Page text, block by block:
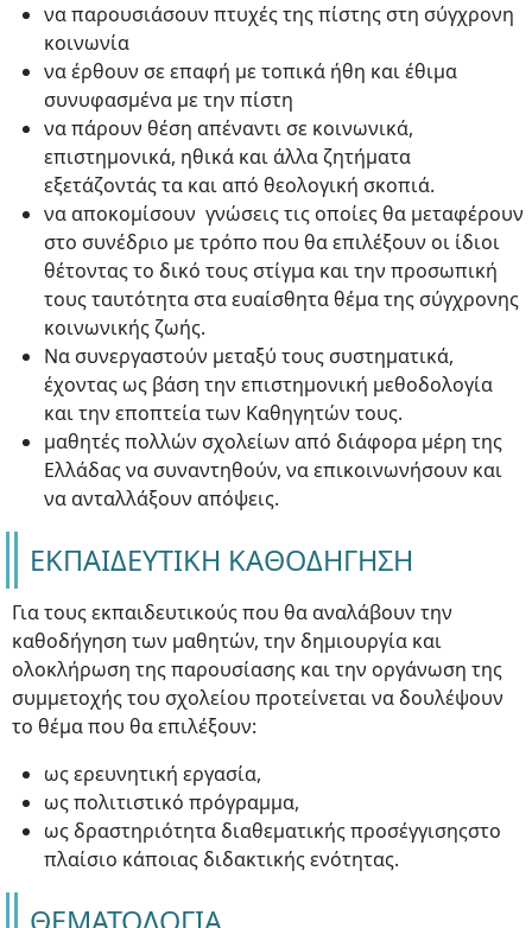
να παρουσιάσουν πτυχές της πίστης στη σύγχρονη
κοινωνία
να έρθουν σε επαφή με τοπικά ήθη και έθιμα
συνυφασμένα με την πίστη
να πάρουν θέση απέναντι σε κοινωνικά,
επιστημονικά, ηθικά και άλλα ζητήματα
εξετάζοντάς τα και από θεολογική σκοπιά.
να αποκομίσουν γνώσεις τις οποίες θα μεταφέρουν
στο συνέδριο με τρόπο που θα επιλέξουν οι ίδιοι
θέτοντας το δικό τους στίγμα και την προσωπική
τους ταυτότητα στα ευαίσθητα θέμα της σύγχρονης
κοινωνικής ζωής.
Να συνεργαστούν μεταξύ τους συστηματικά,
έχοντας ως βάση την επιστημονική μεθοδολογία
και την εποπτεία των Καθηγητών τους.
μαθητές πολλών σχολείων από διάφορα μέρη της
Ελλάδας να συναντηθούν, να επικοινωνήσουν και
να ανταλλάξουν απόψεις.
ΕΚΠΑΙΔΕΥΤΙΚΗ ΚΑΘΟΔΗΓΗΣΗ
Για τους εκπαιδευτικούς που θα αναλάβουν την
καθοδήγηση των μαθητών, την δημιουργία και
ολοκλήρωση της παρουσίασης και την οργάνωση της
συμμετοχής του σχολείου προτείνεται να δουλέψουν
το θέμα που θα επιλέξουν:
ως ερευνητική εργασία,
ως πολιτιστικό πρόγραμμα,
ως δραστηριότητα διαθεματικής προσέγγισηςστο
πλαίσιο κάποιας διδακτικής ενότητας.